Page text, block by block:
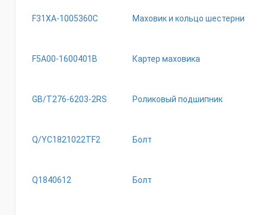
F31XA-1005360C Маховик и кольцо шестерни
F5A00-1600401B Картер маховика
GB/T276-6203-2RS Роликовый подшипник
Q/YC1821022TF2 Болт
Q1840612 Болт